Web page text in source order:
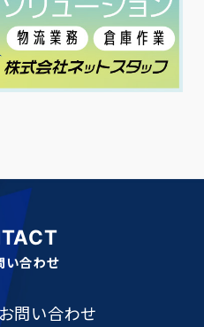
い合わせ
問い合わせ